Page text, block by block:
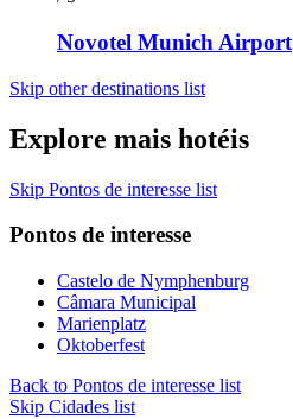
Novotel Munich Airport
Skip other destinations list
Explore mais hotéis
Skip Pontos de interesse list
Pontos de interesse
Castelo de Nymphenburg
Câmara Municipal
Marienplatz
Oktoberfest
Back to Pontos de interesse list
Skip Cidades list